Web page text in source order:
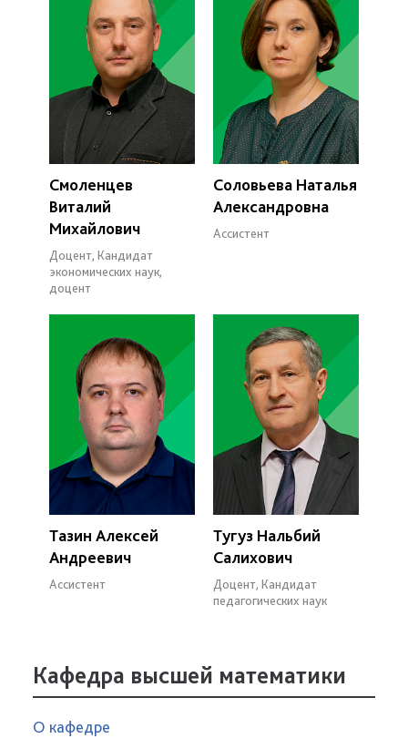
Смоленцев
Виталий
Михайлович
Доцент, Кандидат
экономических наук,
доцент
Соловьева Наталья
Александровна
Ассистент
Тазин Алексей
Андреевич
Ассистент
Тугуз Нальбий
Салихович
Доцент, Кандидат
педагогических наук
Кафедра высшей математики
О кафедре